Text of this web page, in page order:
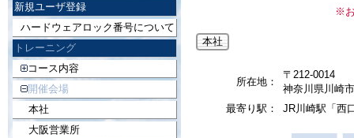
新規ユーザ登録
ハードウェアロック番号について
トレーニング
コース内容
開催会場
本社
大阪営業所
※
本社
所在地：
〒212-0014
神奈川県川崎
最寄り駅：
JR川崎駅「西